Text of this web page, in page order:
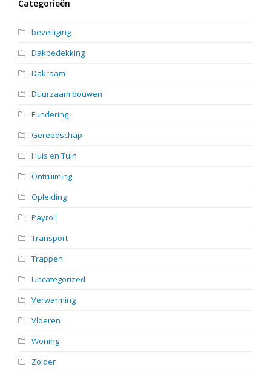
Categorieën
beveiliging
Dakbedekking
Dakraam
Duurzaam bouwen
Fundering
Gereedschap
Huis en Tuin
Ontruiming
Opleiding
Payroll
Transport
Trappen
Uncategorized
Verwarming
Vloeren
Woning
Zolder